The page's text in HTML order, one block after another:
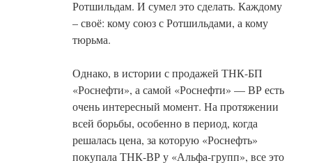
Ротшильдам. И сумел это сделать. Каждому
– своё: кому союз с Ротшильдами, а кому
тюрьма.
Однако, в истории с продажей ТНК-БП
«Роснефти», а самой «Роснефти» — ВР есть
очень интересный момент. На протяжении
всей борьбы, особенно в период, когда
решалась цена, за которую «Роснефть»
покупала ТНК-ВР у «Альфа-групп», все это